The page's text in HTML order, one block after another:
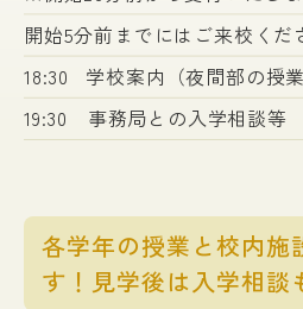
開始5分前までにはご来校くだ
18:30 学校案内（夜間部の授
19:30 事務局との入学相談等
各学年の授業と校内施
す！見学後は入学相談